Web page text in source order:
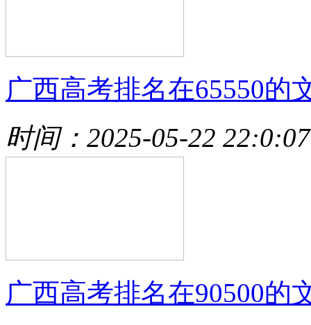
广西高考排名在65550的
时间：2025-05-22 22:0:07
广西高考排名在90500的